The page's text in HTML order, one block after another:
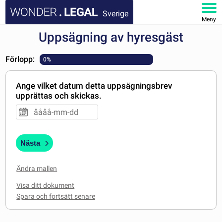
Sverige
Meny
STARTSIDA
DOKUMENT
FAQ
MITT KONTO
Uppsägning av hyresgäst
Förlopp: 0%
Ange vilket datum detta uppsägningsbrev
upprättas och skickas.
Nästa
Ändra mallen
Visa ditt dokument